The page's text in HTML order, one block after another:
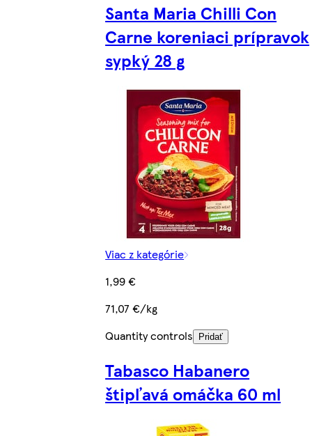
Santa Maria Chilli Con
Carne koreniaci prípravok
sypký 28 g
Viac z kategórie
1,99 €
71,07 €/kg
Quantity controls
Pridať
Tabasco Habanero
štipľavá omáčka 60 ml